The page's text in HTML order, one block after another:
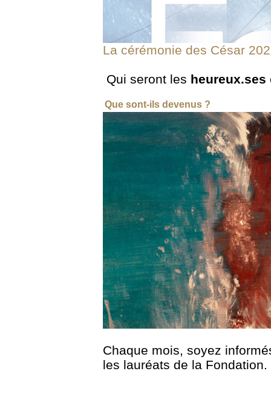
La cérémonie des César
Qui seront les heureux.ses
Que sont-ils devenus ?
Chaque mois, soyez
les lauréats de la Fondation.